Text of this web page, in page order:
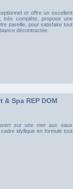
et offre un excellent
très complète, propose une
pareille, pour satisfaire tout
décontractée.
Spa REP DOM
sur une mer aux eaux
idyllique en formule tout